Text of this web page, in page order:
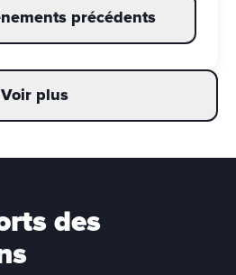
précédents
Voir plus
des